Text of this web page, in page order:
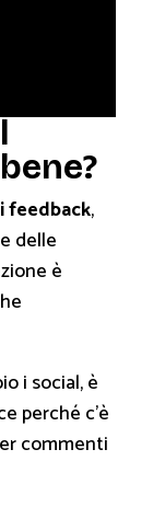
feedback,
delle
è
i social, è
perché c’è
commenti